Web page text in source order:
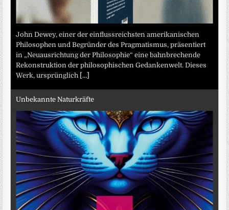
John Dewey, einer der einflussreichsten amerikanischen
Philosophen und Begründer des Pragmatismus, präsentiert
in „Neuausrichtung der Philosophie“ eine bahnbrechende
Rekonstruktion der philosophischen Gedankenwelt. Dieses
Werk, ursprünglich [...]
Unbekannte Naturkräfte